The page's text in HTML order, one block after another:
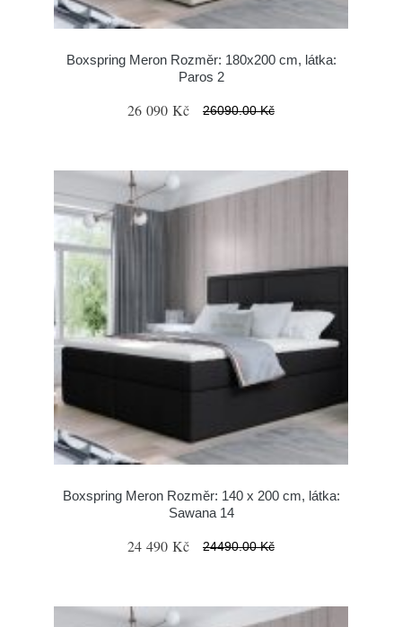
Boxspring Meron Rozměr: 180x200 cm, látka:
Paros 2
26 090 Kč 26090.00 Kč
Boxspring Meron Rozměr: 140 x 200 cm, látka:
Sawana 14
24 490 Kč 24490.00 Kč